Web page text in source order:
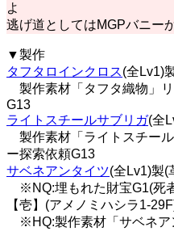
よ
逃げ道としてはMGPバニー
▼製作
タフタロインクロス(全Lv1)
製作素材「タフタ織物」
G13
ライトスチールサブリガ(全
製作素材「ライトスチー
ー探索依頼G13
サベネアンタイツ(全Lv1)製(
※NQ:埋もれた財宝G1(死
【壱】(アメノミハシラ1-
※HQ:製作素材「サベネア